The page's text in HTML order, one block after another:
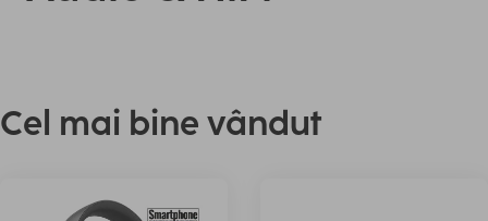
Cel mai bine vândut